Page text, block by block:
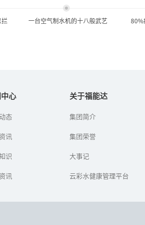
拦
一台空气制水机的十八般武艺
一台空气制水机的十八般
80%
心
态
讯
识
讯
关于福能达
集团简介
集团荣誉
大事记
云彩水健康管理平台